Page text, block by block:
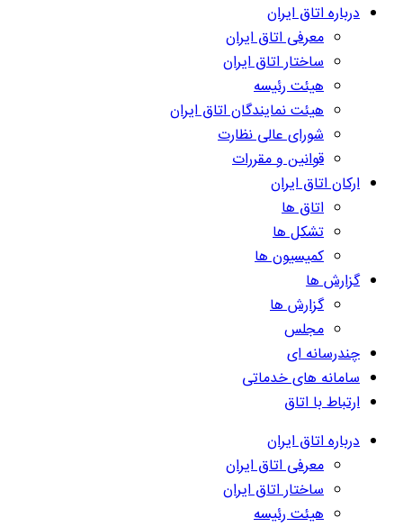
درباره اتاق ایران
معرفی اتاق ایران
ساختار اتاق ایران
هیئت رئیسه
هیئت نمایندگان اتاق ایران
شورای عالی نظارت
قوانین و مقررات
ارکان اتاق ایران
اتاق ها
تشکل ها
کمیسیون ها
گزارش ها
گزارش ها
مجلس
چندرسانه ای
سامانه های خدماتی
ارتباط با اتاق
درباره اتاق ایران
معرفی اتاق ایران
ساختار اتاق ایران
هیئت رئیسه